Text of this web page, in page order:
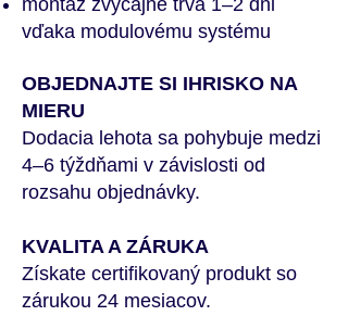
montáž zvyčajne trvá 1–2 dni
vďaka modulovému systému
OBJEDNAJTE SI IHRISKO NA
MIERU
Dodacia lehota sa pohybuje medzi
4–6 týždňami v závislosti od
rozsahu objednávky.
KVALITA A ZÁRUKA
Získate certifikovaný produkt so
zárukou 24 mesiacov.